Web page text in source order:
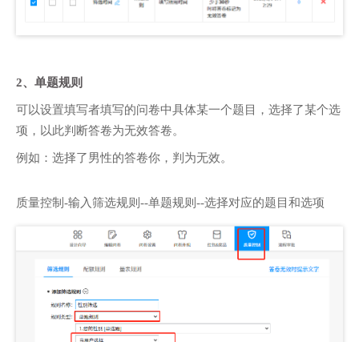
2、单题规则
可以设置填写者填写的问卷中具体某一个题目，选择了某个选
项，以此判断答卷为无效答卷。
例如：选择了男性的答卷你，判为无效。
质量控制-输入筛选规则--单题规则--选择对应的题目和选项